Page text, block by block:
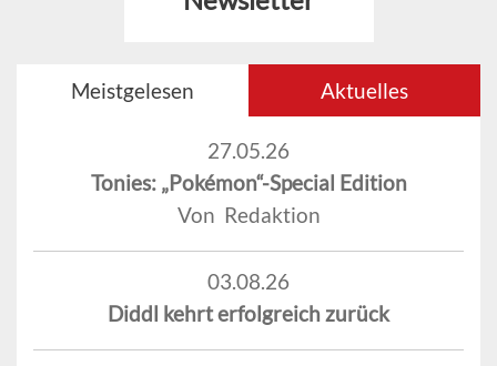
Meistgelesen Aktuelles
27.05.26
Tonies: „Pokémon“-Special Edition
Von Redaktion
03.08.26
Diddl kehrt erfolgreich zurück